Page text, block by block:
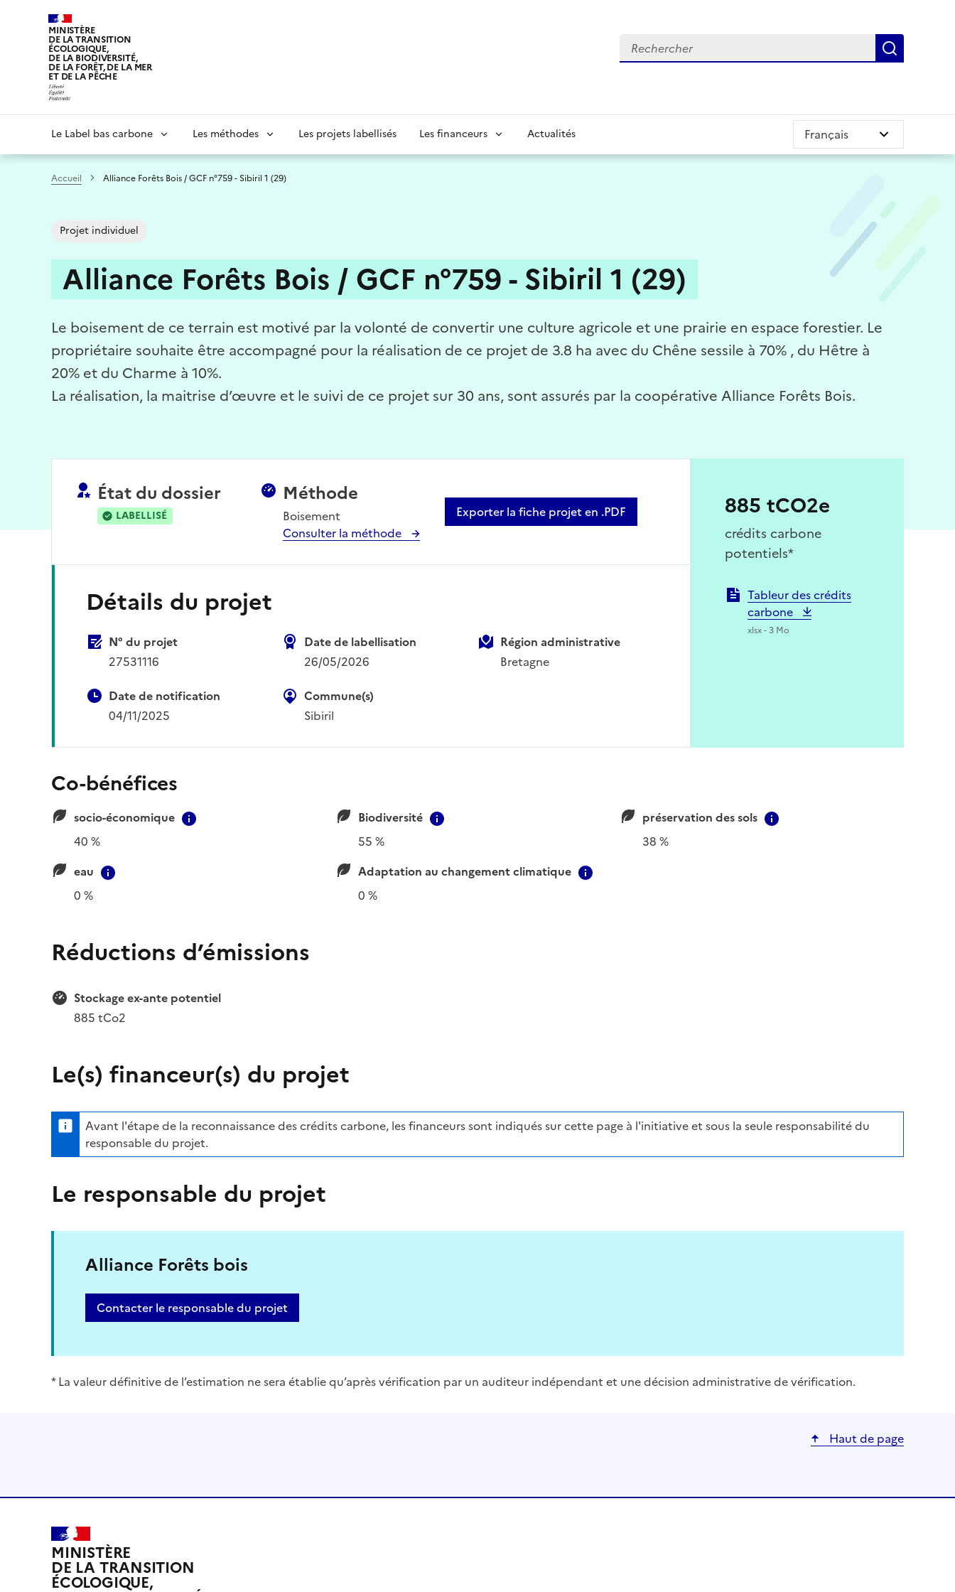
MINISTÈRE
DE LA TRANSITION
ÉCOLOGIQUE,
DE LA BIODIVERSITÉ,
DE LA FORÊT, DE LA MER
ET DE LA PÊCHE
Rechercher
principale
Le Label bas carbone Les méthodes Les projets labellisés Les financeurs Actualités
Accueil Alliance Forêts Bois / GCF n°759 - Sibiril 1 (29)
Projet individuel
Alliance Forêts Bois / GCF n°759 - Sibiril 1 (29)
Le boisement de ce terrain est motivé par la volonté de convertir une culture agricole et une prairie en espace forestier. Le
propriétaire souhaite être accompagné pour la réalisation de ce projet de 3.8 ha avec du Chêne sessile à 70% , du Hêtre à
20% et du Charme à 10%.
La réalisation, la maitrise d’œuvre et le suivi de ce projet sur 30 ans, sont assurés par la coopérative Alliance Forêts Bois.
État du dossier
LABELLISÉ
Méthode
Boisement
Consulter la méthode
Exporter la fiche projet en .PDF
Détails du projet
N° du projet
27531116
Date de labellisation
26/05/2026
Région administrative
Bretagne
Date de notification
04/11/2025
Commune(s)
Sibiril
885 tCO2e
crédits carbone
potentiels*
Tableur des crédits
carbone
xlsx - 3 Mo
Co-bénéfices
socio-économique
40 %
Biodiversité
55 %
préservation des sols
38 %
eau
0 %
Adaptation au changement climatique
0 %
Réductions d’émissions
Stockage ex-ante potentiel
885 tCo2
Le(s) financeur(s) du projet
Avant l'étape de la reconnaissance des crédits carbone, les financeurs sont indiqués sur cette page à l'initiative et sous la seule responsabilité du
responsable du projet.
Le responsable du projet
Alliance Forêts bois
Contacter le responsable du projet
* La valeur définitive de l’estimation ne sera établie qu’après vérification par un auditeur indépendant et une décision administrative de vérification.
Haut de page
MINISTÈRE
DE LA TRANSITION
ÉCOLOGIQUE,